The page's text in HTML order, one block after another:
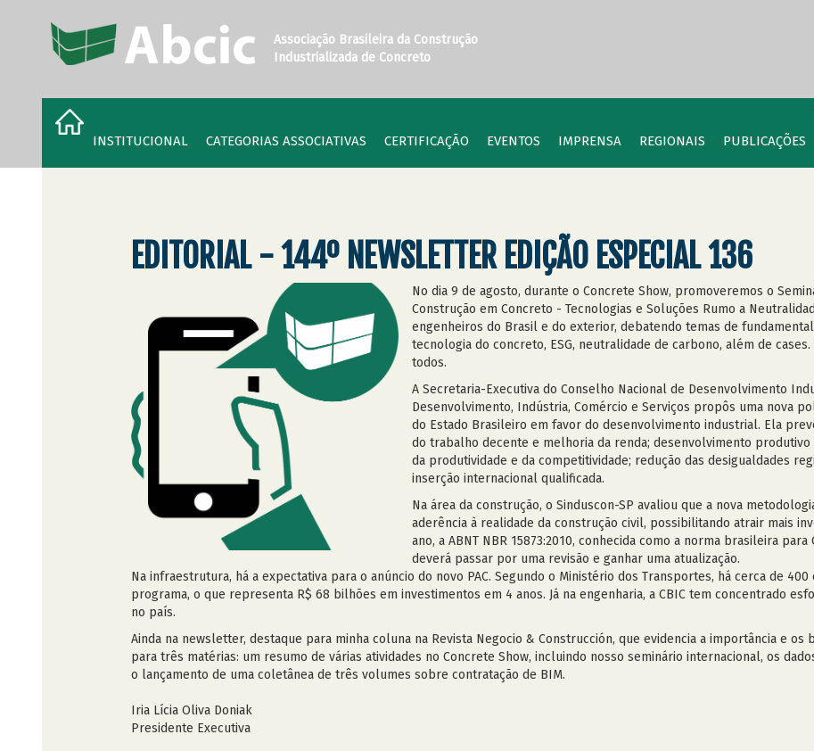
Associação Brasileira da Construção
Industrializada de Concreto
INSTITUCIONAL CATEGORIAS ASSOCIATIVAS CERTIFICAÇÃO EVENTOS IMPRENSA REGIONAIS PUBLICAÇÕES
EDITORIAL - 144º NEWSLETTER EDIÇÃO ESPECIAL 136
No dia 9 de agosto, durante o Concrete Show, promoveremos o
Construção em Concreto - Tecnologias e Soluções Rumo a
engenheiros do Brasil e do exterior, debatendo temas de
tecnologia do concreto, ESG, neutralidade de carbono, além de
todos.
A Secretaria-Executiva do Conselho Nacional de Desenvolvimento
Desenvolvimento, Indústria, Comércio e Serviços propôs uma nova
do Estado Brasileiro em favor do desenvolvimento industrial. Ela
do trabalho decente e melhoria da renda; desenvolvimento
da produtividade e da competitividade; redução das desigualdades
inserção internacional qualificada.
Na área da construção, o Sinduscon-SP avaliou que a nova
aderência à realidade da construção civil, possibilitando atrair mais
ano, a ABNT NBR 15873:2010, conhecida como a norma brasileira
deverá passar por uma revisão e ganhar uma atualização.
Na infraestrutura, há a expectativa para o anúncio do novo PAC. Segundo o Ministério dos Transportes, há cerca de
programa, o que representa R$ 68 bilhões em investimentos em 4 anos. Já na engenharia, a CBIC tem concentrado
no país.
Ainda na newsletter, destaque para minha coluna na Revista Negocio & Construcción, que evidencia a importância e
para três matérias: um resumo de várias atividades no Concrete Show, incluindo nosso seminário internacional, os
o lançamento de uma coletânea de três volumes sobre contratação de BIM.
Iria Lícia Oliva Doniak
Presidente Executiva